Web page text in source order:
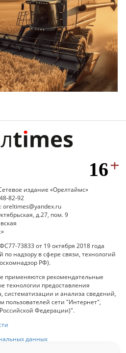
издание «Орелтаймс»
82-92
oreltimes@yandex.ru
д.27, пом. 9
73833 от 19 октября 2018 года
надзору в сфере связи, технологий
РФ).
применяются рекомендательные
технологии предоставления
систематизации и анализа сведений,
пользователей сети "Интернет",
Федерации)".
данных